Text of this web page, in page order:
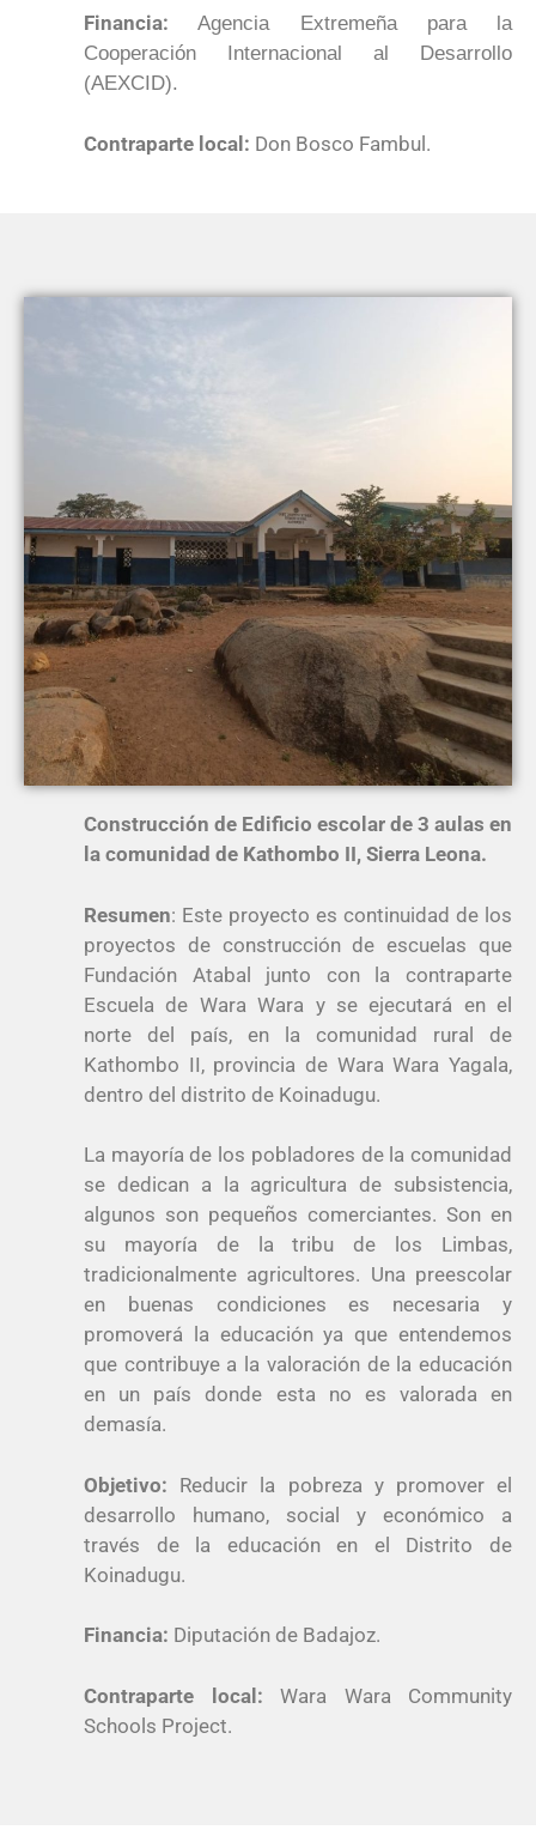
Financia:Agencia Extremeña para la
Cooperación Internacional al Desarrollo
(AEXCID).
Contraparte local: Don Bosco Fambul.
Construcción de Edificio escolar de 3 aulas en
la comunidad de Kathombo II, Sierra Leona.
Resumen: Este proyecto es continuidad de los
proyectos de construcción de escuelas que
Fundación Atabal junto con la contraparte
Escuela de Wara Wara y se ejecutará en el
norte del país, en la comunidad rural de
Kathombo II, provincia de Wara Wara Yagala,
dentro del distrito de Koinadugu.
La mayoría de los pobladores de la comunidad
se dedican a la agricultura de subsistencia,
algunos son pequeños comerciantes. Son en
su mayoría de la tribu de los Limbas,
tradicionalmente agricultores. Una preescolar
en buenas condiciones es necesaria y
promoverá la educación ya que entendemos
que contribuye a la valoración de la educación
en un país donde esta no es valorada en
demasía.
Objetivo: Reducir la pobreza y promover el
desarrollo humano, social y económico a
través de la educación en el Distrito de
Koinadugu.
Financia: Diputación de Badajoz.
Contraparte local: Wara Wara Community
Schools Project.